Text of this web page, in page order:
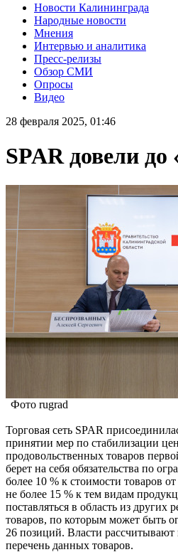
Новости Калининграда
Народные новости
Мнения
Интервью и аналитика
Пресс-релизы
Обзор СМИ
Опросы
Видео
28 февраля 2025, 01:46
SPAR довели до
Фото rugrad
Торговая сеть SPAR
принятии мер по стабилизации
продовольственных товаров
берет на себя обязательства по
более 10 % к стоимости товаров
не более 15 % к тем видам
поставляться в область из других
товаров, по которым может быть
26 позиций. Власти
перечень данных товаров.